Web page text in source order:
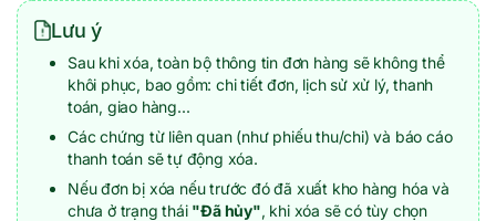
Lưu ý
Sau khi xóa, toàn bộ thông tin đơn hàng sẽ không thể
khôi phục, bao gồm: chi tiết đơn, lịch sử xử lý, thanh
toán, giao hàng...
Các chứng từ liên quan (như phiếu thu/chi) và báo cáo
thanh toán sẽ tự động xóa.
Nếu đơn bị xóa nếu trước đó đã xuất kho hàng hóa và
chưa ở trạng thái "Đã hủy", khi xóa sẽ có tùy chọn